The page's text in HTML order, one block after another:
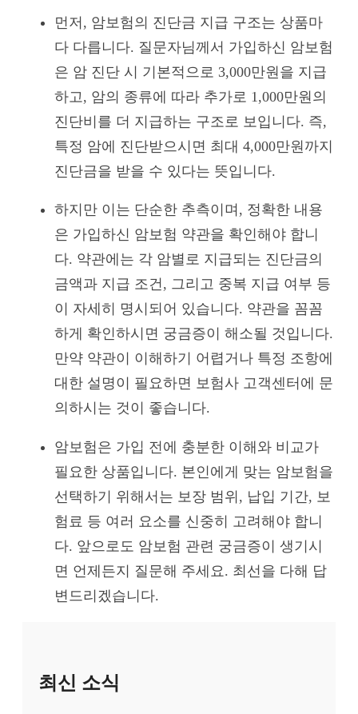
먼저, 암보험의 진단금 지급 구조는 상품마
다 다릅니다. 질문자님께서 가입하신 암보험
은 암 진단 시 기본적으로 3,000만원을 지급
하고, 암의 종류에 따라 추가로 1,000만원의
진단비를 더 지급하는 구조로 보입니다. 즉,
특정 암에 진단받으시면 최대 4,000만원까지
진단금을 받을 수 있다는 뜻입니다.
하지만 이는 단순한 추측이며, 정확한 내용
은 가입하신 암보험 약관을 확인해야 합니
다. 약관에는 각 암별로 지급되는 진단금의
금액과 지급 조건, 그리고 중복 지급 여부 등
이 자세히 명시되어 있습니다. 약관을 꼼꼼
하게 확인하시면 궁금증이 해소될 것입니다.
만약 약관이 이해하기 어렵거나 특정 조항에
대한 설명이 필요하면 보험사 고객센터에 문
의하시는 것이 좋습니다.
암보험은 가입 전에 충분한 이해와 비교가
필요한 상품입니다. 본인에게 맞는 암보험을
선택하기 위해서는 보장 범위, 납입 기간, 보
험료 등 여러 요소를 신중히 고려해야 합니
다. 앞으로도 암보험 관련 궁금증이 생기시
면 언제든지 질문해 주세요. 최선을 다해 답
변드리겠습니다.
최신 소식